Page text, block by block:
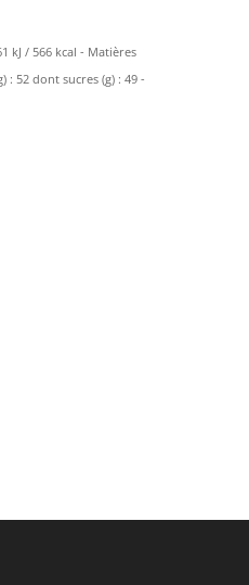
kJ / 566 kcal - Matières
: 52 dont sucres (g) : 49 -